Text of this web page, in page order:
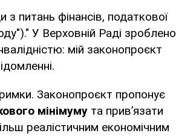
питань фінансів, податкової
У Верховній Раді зроблено
мій законопроєкт
Законопроєкт пропонує
мінімуму та прив’язати
реалістичним економічним